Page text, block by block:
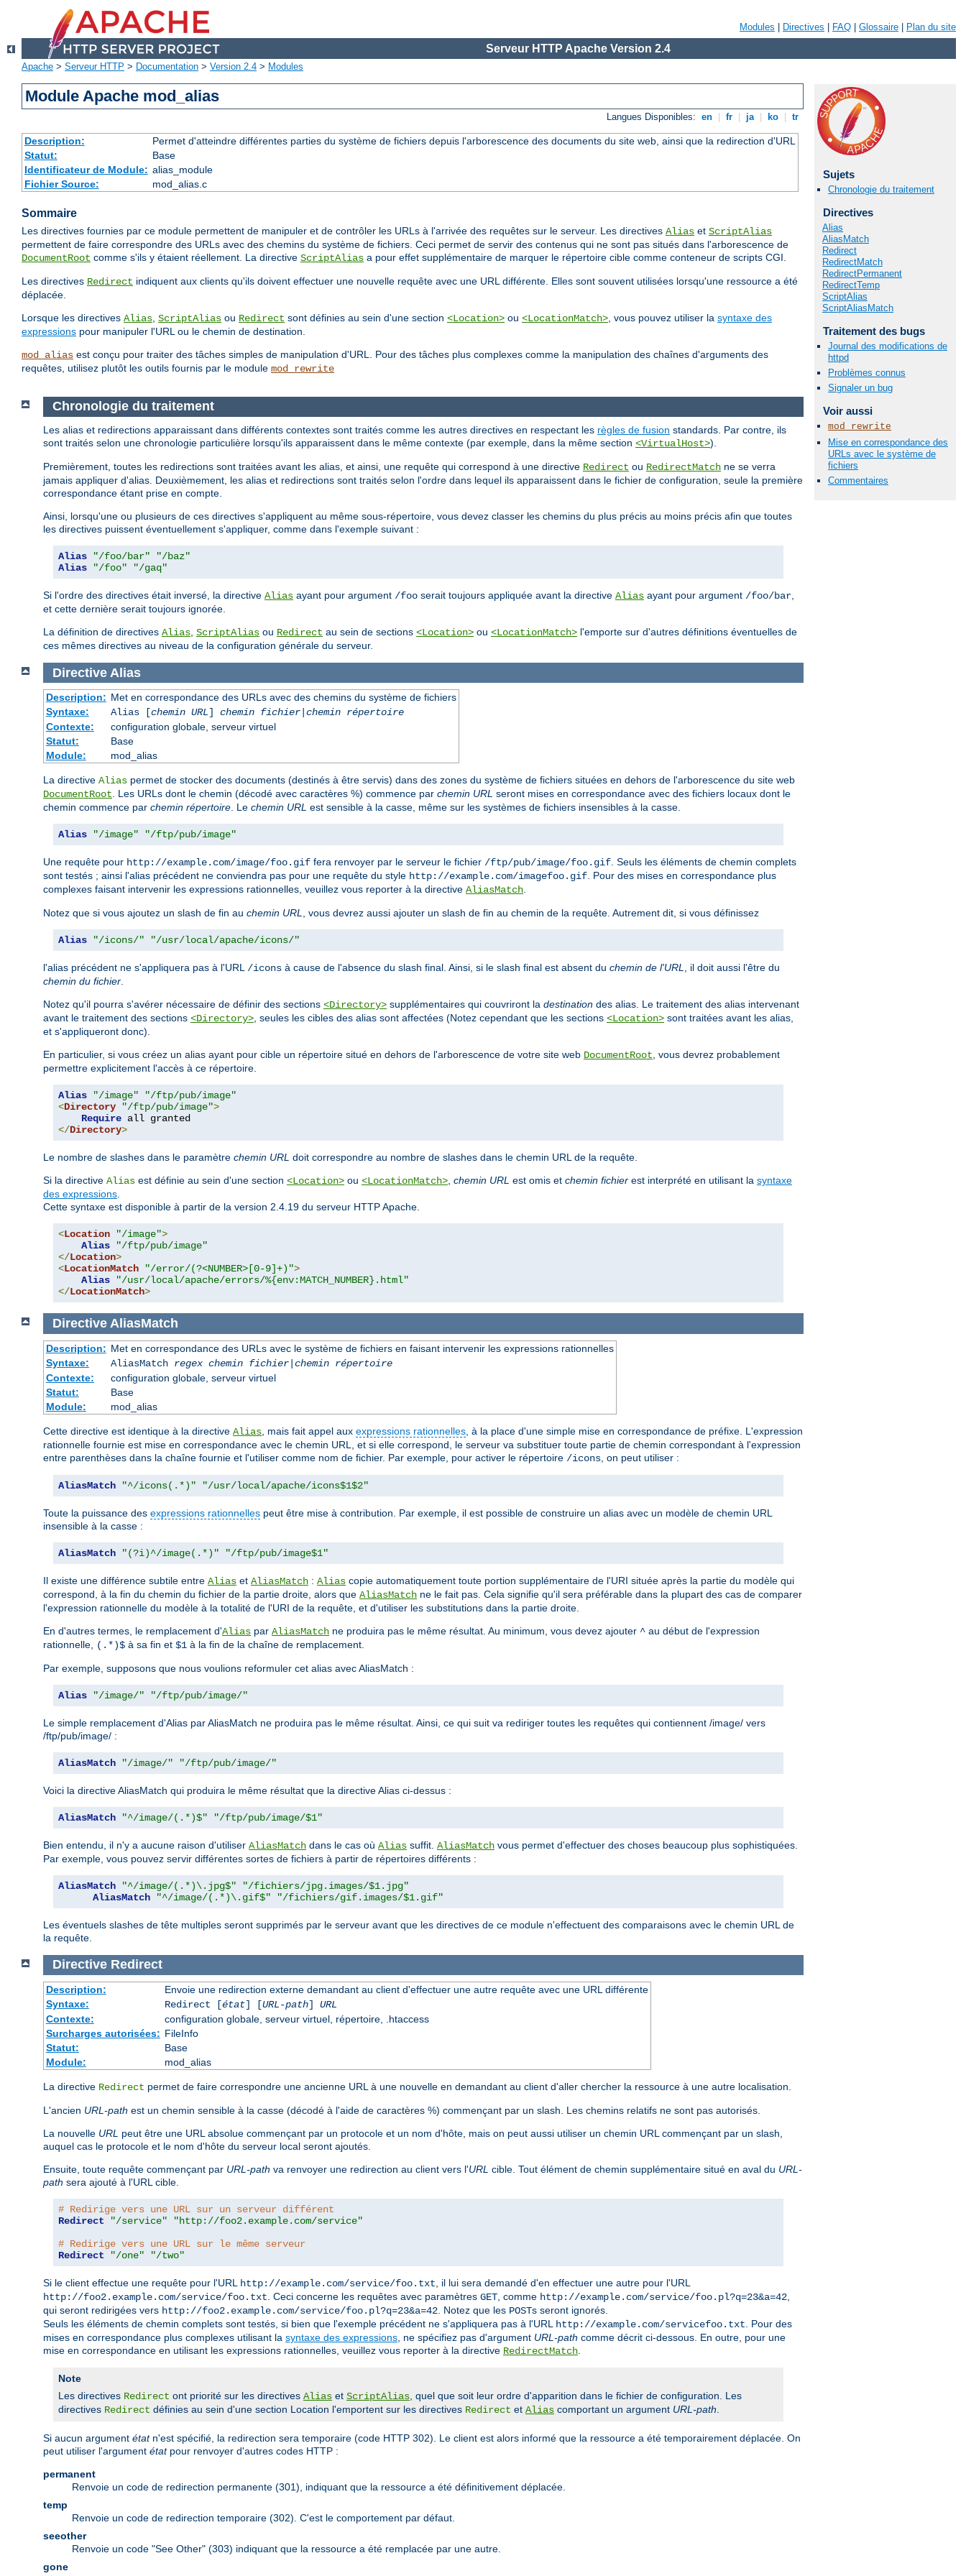
Modules Directives FAQ Glossaire Plan du site
Serveur HTTP Apache Version 2.4
Apache > Serveur HTTP > Documentation > Version 2.4 > Modules
Module Apache mod_alias
Langues Disponibles: en fr ja ko tr
Description:
Permet d'atteindre différentes parties du système de fichiers depuis l'arborescence des documents du site web, ainsi que la redirection d'URL
Statut:
Base
Identificateur de Module: alias_module
Fichier Source:
mod_alias.c
Sommaire
Les directives fournies par ce module permettent de manipuler et de contrôler les URLs à l'arrivée des requêtes sur le serveur. Les directives Alias et ScriptAlias
permettent de faire correspondre des URLs avec des chemins du système de fichiers. Ceci permet de servir des contenus qui ne sont pas situés dans l'arborescence de
DocumentRoot comme s'ils y étaient réellement. La directive ScriptAlias a pour effet supplémentaire de marquer le répertoire cible comme conteneur de scripts CGI.
Les directives Redirect indiquent aux clients qu'ils doivent effectuer une nouvelle requête avec une URL différente. Elles sont souvent utilisées lorsqu'une ressource a été
déplacée.
Lorsque les directives Alias, ScriptAlias ou Redirect sont définies au sein d'une section <Location> ou <LocationMatch>, vous pouvez utiliser la syntaxe des
expressions pour manipuler l'URL ou le chemin de destination.
mod_alias est conçu pour traiter des tâches simples de manipulation d'URL. Pour des tâches plus complexes comme la manipulation des chaînes d'arguments des
requêtes, utilisez plutôt les outils fournis par le module mod_rewrite
Sujets
Chronologie du traitement
Directives
Alias
AliasMatch
Redirect
RedirectMatch
RedirectPermanent
RedirectTemp
ScriptAlias
ScriptAliasMatch
Traitement des bugs
Journal des modifications de
httpd
Problèmes connus
Signaler un bug
Voir aussi
mod_rewrite
Mise en correspondance des
URLs avec le système de
fichiers
Commentaires
Chronologie du traitement
Les alias et redirections apparaissant dans différents contextes sont traités comme les autres directives en respectant les règles de fusion standards. Par contre, ils
sont traités selon une chronologie particulière lorsqu'ils apparaissent dans le même contexte (par exemple, dans la même section <VirtualHost>).
Premièrement, toutes les redirections sont traitées avant les alias, et ainsi, une requête qui correspond à une directive Redirect ou RedirectMatch ne se verra
jamais appliquer d'alias. Deuxièmement, les alias et redirections sont traités selon l'ordre dans lequel ils apparaissent dans le fichier de configuration, seule la première
correspondance étant prise en compte.
Ainsi, lorsqu'une ou plusieurs de ces directives s'appliquent au même sous-répertoire, vous devez classer les chemins du plus précis au moins précis afin que toutes
les directives puissent éventuellement s'appliquer, comme dans l'exemple suivant :
Alias "/foo/bar"
"/baz"
Alias
"/foo" "/gaq"
Si l'ordre des directives était inversé, la directive Alias ayant pour argument /foo serait toujours appliquée avant la directive Alias ayant pour argument /foo/bar
et cette dernière serait toujours ignorée.
La définition de directives Alias ScriptAlias ou Redirect au sein de sections <Location> ou <LocationMatch> l'emporte sur d'autres définitions éventuelles de
ces mêmes directives au niveau de la configuration générale du serveur.
Directive Alias
Description: Met en correspondance des URLs avec des chemins du système de fichiers
Syntaxe:
Alias [chemin URL] chemin fichier| chemin répertoire
Contexte:
configuration globale, serveur virtuel
Statut:
Base
Module:
mod_alias
La directive Alias permet de stocker des documents (destinés à être servis) dans des zones du système de fichiers situées en dehors de l'arborescence du site web
DocumentRoot. Les URLs dont le chemin (décodé avec caractères %) commence par chemin URL seront mises en correspondance avec des fichiers locaux dont le
chemin commence par chemin répertoire. Le chemin URL est sensible à la casse, même sur les systèmes de fichiers insensibles à la casse.
Alias "/image" "/ftp/pub/image"
Une requête pour http://example.com/image/foo.gif fera renvoyer par le serveur le fichier /ftp/pub/image/foo.gif. Seuls les éléments de chemin complets
sont testés ; ainsi l'alias précédent ne conviendra pas pour une requête du style http://example.com/imagefoo.gif. Pour des mises en correspondance plus
complexes faisant intervenir les expressions rationnelles, veuillez vous reporter à la directive AliasMatch.
Notez que si vous ajoutez un slash de fin au chemin URL, vous devrez aussi ajouter un slash de fin au chemin de la requête. Autrement dit, si vous définissez
Alias "/icons/" "/usr/local/apache/icons/"
l'alias précédent ne s'appliquera pas à l'URL /icons à cause de l'absence du slash final. Ainsi, si le slash final est absent du chemin de l'URL, il doit aussi l'être du
chemin du fichier.
Notez qu'il pourra s'avérer nécessaire de définir des sections <Directory> supplémentaires qui couvriront la destination des alias. Le traitement des alias intervenant
avant le traitement des sections <Directory>, seules les cibles des alias sont affectées (Notez cependant que les sections <Location> sont traitées avant les alias,
et s'appliqueront donc).
En particulier, si vous créez un alias ayant pour cible un répertoire situé en dehors de l'arborescence de votre site web DocumentRoot, vous devrez probablement
permettre explicitement l'accès à ce répertoire.
Alias "/image"
"/ftp/pub/image"
<Directory "/ftp/pub/image">
Require
</Directory>
Le nombre de slashes dans le paramètre chemin URL doit correspondre au nombre de slashes dans le chemin URL de la requête.
Si la directive Alias est définie au sein d'une section <Location> ou <LocationMatch>, chemin URL est omis et chemin fichier est interprété en utilisant la syntaxe
des expressions.
Cette syntaxe est disponible à partir de la version 2.4.19 du serveur HTTP Apache.
<Location "/image">
Alias
"/ftp/pub/image"
</Location>
<LocationMatch "/error/(?<NUMBER>[0-9]+)">
Alias
"/usr/local/apache/errors/%{env:MATCH_NUMBER}.html"
</LocationMatch>
Directive AliasMatch
Description: Met en correspondance des URLs avec le système de fichiers en faisant intervenir les expressions rationnelles
Syntaxe:
AliasMatch regex chemin fichier| chemin répertoire
Contexte:
configuration globale, serveur virtuel
Statut:
Base
Module:
mod_alias
Cette directive est identique à la directive Alias , mais fait appel aux expressions rationnelles , à la place d'une simple mise en correspondance de préfixe. L'expression
rationnelle fournie est mise en correspondance avec le chemin URL, et si elle correspond, le serveur va substituer toute partie de chemin correspondant à l'expression
entre parenthèses dans la chaîne fournie et l'utiliser comme nom de fichier. Par exemple, pour activer le répertoire /icons , on peut utiliser :
AliasMatch "^/icons(.*)" "/usr/local/apache/icons$1$2"
Toute la puissance des expressions rationnelles peut être mise à contribution. Par exemple, il est possible de construire un alias avec un modèle de chemin URL
insensible à la casse :
AliasMatch "(?i)^/image(.*)" "/ftp/pub/image$1"
Il existe une différence subtile entre Alias et AliasMatch : Alias copie automatiquement toute portion supplémentaire de l'URI située après la partie du modèle qui
correspond, à la fin du chemin du fichier de la partie droite, alors que AliasMatch ne le fait pas. Cela signifie qu'il sera préférable dans la plupart des cas de comparer
l'expression rationnelle du modèle à la totalité de l'URI de la requête, et d'utiliser les substitutions dans la partie droite.
En d'autres termes, le remplacement d'Alias par AliasMatch ne produira pas le même résultat. Au minimum, vous devez ajouter ^ au début de l'expression
rationnelle,
(.*)$ à sa fin et $1 à la fin de la chaîne de remplacement.
Par exemple, supposons que nous voulions reformuler cet alias avec AliasMatch :
Alias "/image/" "/ftp/pub/image/"
Le simple remplacement d'Alias par AliasMatch ne produira pas le même résultat. Ainsi, ce qui suit va rediriger toutes les requêtes qui contiennent /image/ vers
/ftp/pub/image/ :
AliasMatch "/image/" "/ftp/pub/image/"
Voici la directive AliasMatch qui produira le même résultat que la directive Alias ci-dessus :
AliasMatch "^/image/(.*)$" "/ftp/pub/image/$1"
Bien entendu, il n'y a aucune raison d'utiliser AliasMatch dans le cas où Alias suffit. AliasMatch vous permet d'effectuer des choses beaucoup plus sophistiquées.
Par exemple, vous pouvez servir différentes sortes de fichiers à partir de répertoires différents :
AliasMatch "^/image/(.*)\.jpg$"
"/fichiers/jpg.images/$1.jpg"
AliasMatch
"^/image/(.*)\.gif$" "/fichiers/gif.images/$1.gif"
Les éventuels slashes de tête multiples seront supprimés par le serveur avant que les directives de ce module n'effectuent des comparaisons avec le chemin URL de
la requête.
Directive Redirect
Description:
Envoie une redirection externe demandant au client d'effectuer une autre requête avec une URL différente
Syntaxe:
Redirect [état] [URL-path] URL
Contexte:
configuration globale, serveur virtuel, répertoire, .htaccess
Surcharges autorisées: FileInfo
Statut:
Base
Module:
mod_alias
La directive Redirect permet de faire correspondre une ancienne URL à une nouvelle en demandant au client d'aller chercher la ressource à une autre localisation.
L'ancien URL-path est un chemin sensible à la casse (décodé à l'aide de caractères %) commençant par un slash. Les chemins relatifs ne sont pas autorisés.
La nouvelle URL peut être une URL absolue commençant par un protocole et un nom d'hôte, mais on peut aussi utiliser un chemin URL commençant par un slash,
auquel cas le protocole et le nom d'hôte du serveur local seront ajoutés.
Ensuite, toute requête commençant par URL-path va renvoyer une redirection au client vers l'URL cible. Tout élément de chemin supplémentaire situé en aval du URL-
path sera ajouté à l'URL cible.
# Redirige vers une URL sur un serveur différent
Redirect
"/service"
"http://foo2.example.com/service"
# Redirige vers une URL sur le même serveur
Redirect
"/one" "/two"
Si le client effectue une requête pour l'URL http://example.com/service/foo.txt , il lui sera demandé d'en effectuer une autre pour l'URL
http://foo2.example.com/service/foo.txt . Ceci concerne les requêtes avec paramètres GET , comme http://example.com/service/foo.pl?q=23&a=42
qui seront redirigées vers http://foo2.example.com/service/foo.pl?q=23&a=42 . Notez que les POSTs seront ignorés.
Seuls les éléments de chemin complets sont testés, si bien que l'exemple précédent ne s'appliquera pas à l'URL
http://example.com/servicefoo.txt . Pour des
mises en correspondance plus complexes utilisant la syntaxe des expressions , ne spécifiez pas d'argument URL-path comme décrit ci-dessous. En outre, pour une
mise en correspondance en utilisant les expressions rationnelles, veuillez vous reporter à la directive RedirectMatch
Note
Les directives Redirect ont priorité sur les directives Alias et ScriptAlias , quel que soit leur ordre d'apparition dans le fichier de configuration. Les
directives Redirect définies au sein d'une section Location l'emportent sur les directives Redirect et Alias comportant un argument URL-path
Si aucun argument étatn'est spécifié, la redirection sera temporaire (code HTTP 302). Le client est alors informé que la ressource a été temporairement déplacée. On
peut utiliser l'argument étatpour renvoyer d'autres codes HTTP :
permanent
Renvoie un code de redirection permanente (301), indiquant que la ressource a été définitivement déplacée.
temp
Renvoie un code de redirection temporaire (302). C'est le comportement par défaut.
seeother
Renvoie un code "See Other" (303) indiquant que la ressource a été remplacée par une autre.
gone